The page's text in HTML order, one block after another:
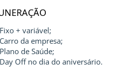
Fixo + variável;
Carro da empresa;
Plano de Saúde;
Day Off no dia do aniversário.